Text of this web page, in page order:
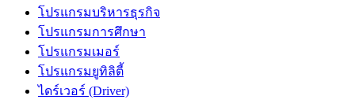
โปรแกรมบริหารธุรกิจ
โปรแกรมการศึกษา
โปรแกรมเมอร์
โปรแกรมยูทิลิตี้
ไดร์เวอร์ (Driver)